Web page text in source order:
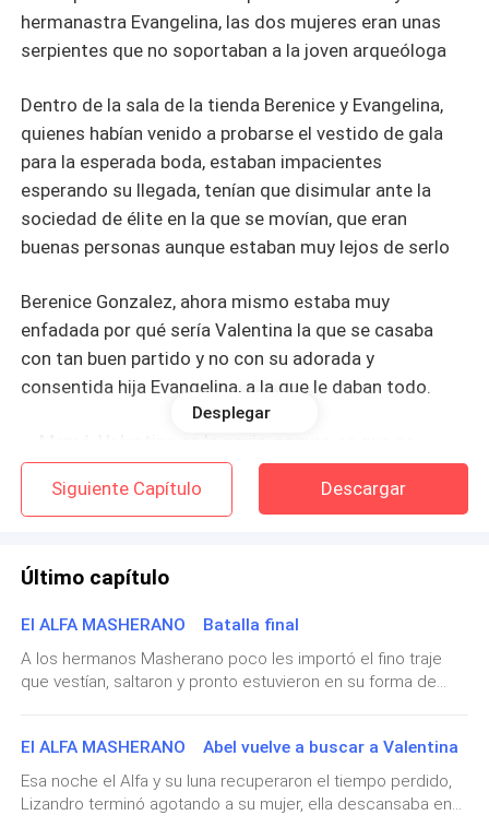
hermanastra Evangelina, las dos mujeres eran unas
serpientes que no soportaban a la joven arqueóloga
Dentro de la sala de la tienda Berenice y Evangelina,
quienes habían venido a probarse el vestido de gala
para la esperada boda, estaban impacientes
esperando su llegada, tenían que disimular ante la
sociedad de élite en la que se movían, que eran
buenas personas aunque estaban muy lejos de serlo
Berenice Gonzalez, ahora mismo estaba muy
enfadada por qué sería Valentina la que se casaba
con tan buen partido y no con su adorada y
consentida hija Evangelina, a la que le daban todo.
— Mamá, Valentina es la novia, seguro es que se
entretuvo en algo importante — Evangelina, quería
aparentar una amabilidad que estaba muy lejos de
inteligente y a todos les parecía muy hermosa.
Valentina, esa tarde había terminado sus prácticas en
el importante museo de la ciudad en donde hacía sus
prácticas, estaba feliz por qué le acababan de ofrecer
Pero ahora el favor de la diosa de la suerte le había
dado más que eso. El novio de Valentina le ha
Desplegar
Siguiente Capítulo Descargar
Último capítulo
El ALFA MASHERANO Batalla final
A los hermanos Masherano poco les importó el fino traje
que vestían, saltaron y pronto estuvieron en su forma de
Paolo le despejaron el camino al Alfa, su objetivo era por
supuesto Elías Sotomayor Mientras tanto Lucius estaba
también con su ejército de vampiros atacando a las
manadas Star Moon, y más de una docena más de
El ALFA MASHERANO Abel vuelve a buscar a Valentina
Esa noche el Alfa y su luna recuperaron el tiempo perdido,
Lizandro terminó agotando a su mujer, ella descansaba en